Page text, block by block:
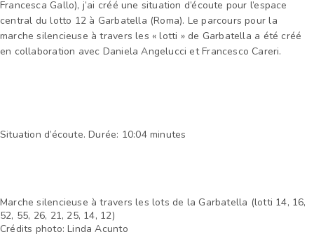
Francesca Gallo), j’ai créé une situation d’écoute pour l’espace
central du lotto 12 à Garbatella (Roma). Le parcours pour la
marche silencieuse à travers les « lotti » de Garbatella a été créé
en collaboration avec Daniela Angelucci et Francesco Careri.
Situation d’écoute. Durée: 10:04 minutes
Marche silencieuse à travers les lots de la Garbatella (lotti 14, 16,
52, 55, 26, 21, 25, 14, 12)
Crédits photo: Linda Acunto